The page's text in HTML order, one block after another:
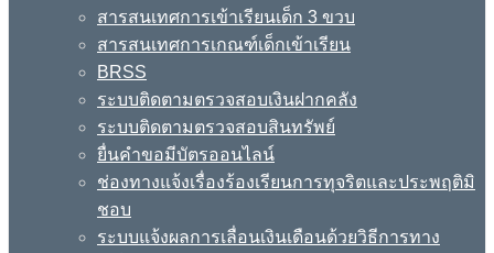
สารสนเทศการเข้าเรียนเด็ก 3 ขวบ
สารสนเทศการเกณฑ์เด็กเข้าเรียน
BRSS
ระบบติดตามตรวจสอบเงินฝากคลัง
ระบบติดตามตรวจสอบสินทรัพย์
ยื่นคำขอมีบัตรออนไลน์
ช่องทางแจ้งเรื่องร้องเรียนการทุจริตและประพฤติมิ
ชอบ
ระบบแจ้งผลการเลื่อนเงินเดือนด้วยวิธีการทาง